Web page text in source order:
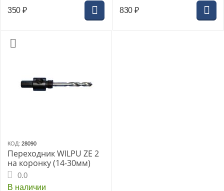
350 ₽ 830 ₽
КОД: 28090
Переходник WILPU ZE 2
на коронку (14-30мм)
0.0
В наличии